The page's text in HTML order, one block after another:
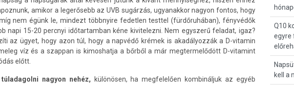
amikor a legerősebb az UVB sugárzás, ugyanakkor nagyon fontos, hogy
nem égünk le, mindezt többnyire fedetlen testtel (fürdőruhában), fényvédők
napi 15-20 percnyi időtartamban kéne kivitelezni. Nem egyszerű feladat, igaz?
az ügyet, hogy azon túl, hogy a napvédő krémek is akadályozzák a D-vitamin
víz és a szappan is kimoshatja a bőrből a már megtermelődött D-vitamint
előtt.
nagyon nehéz, különösen, ha megfelelően kombináljuk az egyéb
Q10
egyre
kell a